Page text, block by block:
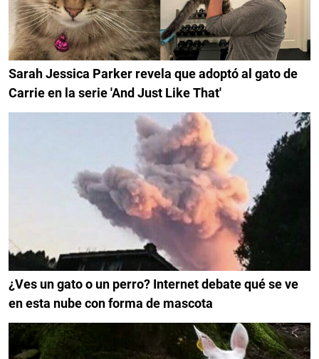
Sarah Jessica Parker revela que adoptó al gato de
Carrie en la serie 'And Just Like That'
¿Ves un gato o un perro? Internet debate qué se ve
en esta nube con forma de mascota